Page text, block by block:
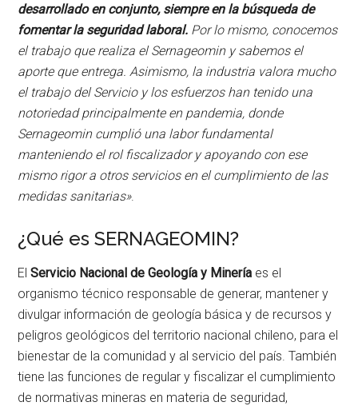
desarrollado en conjunto, siempre en la búsqueda de
fomentar la seguridad laboral. Por lo mismo, conocemos
el trabajo que realiza el Sernageomin y sabemos el
aporte que entrega. Asimismo, la industria valora mucho
el trabajo del Servicio y los esfuerzos han tenido una
notoriedad principalmente en pandemia, donde
Sernageomin cumplió una labor fundamental
manteniendo el rol fiscalizador y apoyando con ese
mismo rigor a otros servicios en el cumplimiento de las
medidas sanitarias».
¿Qué es SERNAGEOMIN?
ElServicio Nacional de Geología y Minería es el
organismo técnico responsable de generar, mantener y
divulgar información de geología básica y de recursos y
peligros geológicos del territorio nacional chileno, para el
bienestar de la comunidad y al servicio del país. También
tiene las funciones de regular y fiscalizar el cumplimiento
de normativas mineras en materia de seguridad,